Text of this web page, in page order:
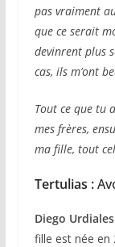
pas vraiment
que ce serait
devinrent plus
cas, ils m’ont
Tout ce que tu
mes frères,
ma fille, tout
Tertulias :
Diego
fille est née en